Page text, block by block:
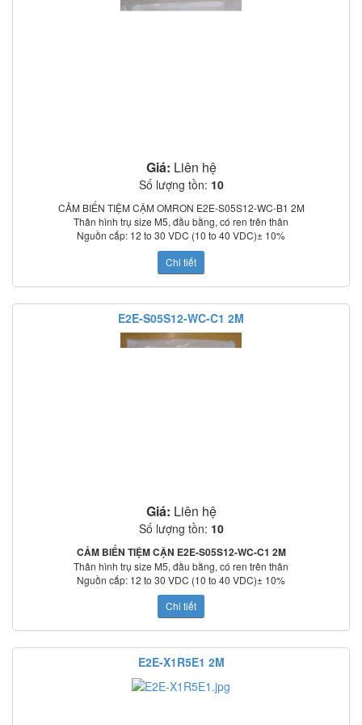
Giá: Liên hệ
Số lượng tồn: 10
CẢM BIẾN TIỆM CẬM OMRON E2E-S05S12-WC-B1 2M
Thân hình trụ size M5, đầu bằng, có ren trên thân
Nguồn cấp: 12 to 30 VDC (10 to 40 VDC)± 10%
Khoảng cách phát hiện: 1,2 mm
Vật phát hiện chuẩn: 4 × 4 × 1 mm
Tần số đáp ứng: 4 kHz
Ngõ ra: PNP-NO
Tính năng bảo vệ: Shock điện, ngắn mạch
Đấu nối: Cáp liền 2m, DC 3 dây
Có led báo trạng thái
Tiêu chuẩn IP67
Chi tiết
E2E-S05S12-WC-C1 2M
Giá: Liên hệ
Số lượng tồn: 10
CẢM BIẾN TIỆM CẬN E2E-S05S12-WC-C1 2M
Thân hình trụ size M5, đầu bằng, có ren trên thân
Nguồn cấp: 12 to 30 VDC (10 to 40 VDC)± 10%
Khoảng cách phát hiện: 1,2 mm
Vật phát hiện chuẩn: 4 × 4 × 1 mm
Tần số đáp ứng: 4 kHz
Ngõ ra: NPN-NO
Tính năng bảo vệ: Shock điện, ngắn mạch
Đấu nối: Cáp liền 2m, DC 3 dây
Có led báo trạng thái
Tiêu chuẩn IP67
Chi tiết
E2E-X1R5E1 2M